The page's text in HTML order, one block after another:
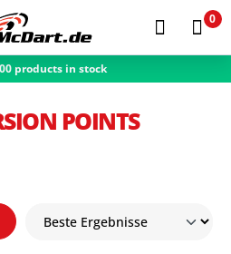
0
products in stock
POINTS